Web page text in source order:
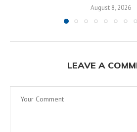
August 8, 2026
LEAVE A